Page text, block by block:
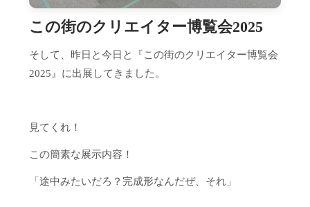
この街のクリエイター博覧会2025
そして、昨日と今日と『この街のクリエイター博覧会
2025』に出展してきました。
見てくれ！
この簡素な展示内容！
「途中みたいだろ？完成形なんだぜ、それ」